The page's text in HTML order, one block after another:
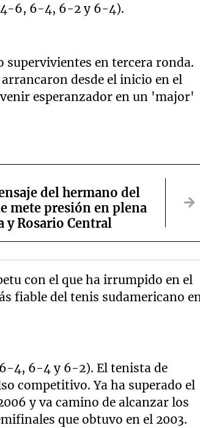
(4-6, 6-4, 6-2 y 6-4).
en tercera ronda.
desde el inicio en el
esperanzador en un 'major'
del hermano del
mete presión en plena
y Rosario Central
con el que ha irrumpido en el
fiable del tenis sudamericano
4, 6-4 y 6-2). El tenista de
competitivo. Ya ha superado el
y va camino de alcanzar los
que obtuvo en el 2003.